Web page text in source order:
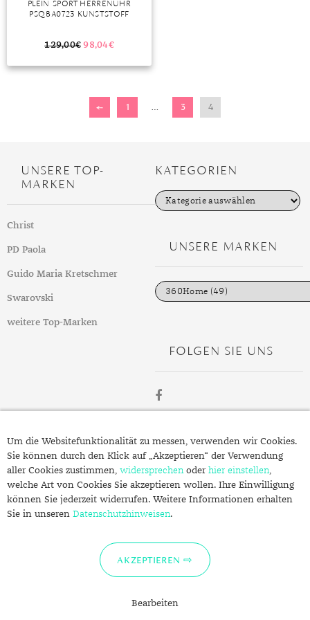
MORGANIT
ROSENQUARZ
SAPHIR
SMARAGD
SPINELL
TANSANIT
PLEIN SPORT HERRENUHR
PSQBA0723 KUNSTSTOFF
129,00€ 98,04€
← 1 3 4
UNSERE TOP-
MARKEN
Christ
PD Paola
Guido Maria Kretschmer
Swarovski
weitere Top-Marken
KATEGORIEN
K
a
e
n
UNSERE MARKEN
FOLGEN SIE UNS
SCHMUCK.DE
Fragen zu Ihrer Bestellung?
Kontakt
Um die Websitefunktionalität zu messen, verwenden wir Cookies.
Sie können durch den Klick auf „Akzeptieren“ der Verwendung
aller Cookies zustimmen, widersprechenoder hier einstellen,
welche Art von Cookies Sie akzeptieren wollen. Ihre Einwilligung
können Sie jederzeit widerrufen. Weitere Informationen erhalten
Sie in unseren Datenschutzhinweisen.
AKZEPTIEREN
Bearbeiten